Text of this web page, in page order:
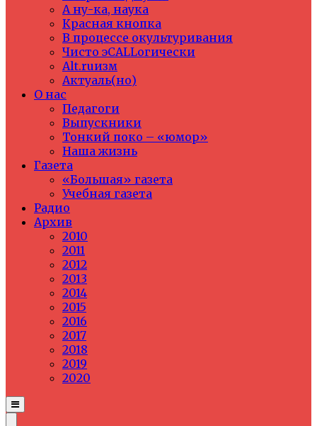
А ну-ка, наука
Красная кнопка
В процессе окультуривания
Чисто эCALLогически
Alt.ruизм
Актуаль(но)
О нас
Педагоги
Выпускники
Тонкий поко – «юмор»
Наша жизнь
Газета
«Большая» газета
Учебная газета
Радио
Архив
2010
2011
2012
2013
2014
2015
2016
2017
2018
2019
2020